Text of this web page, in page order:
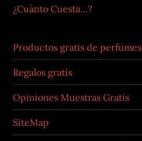
¿Cuánto Cuesta…?
Productos gratis de perfumes
Regalos gratis
Opiniones Muestras Gratis
SiteMap